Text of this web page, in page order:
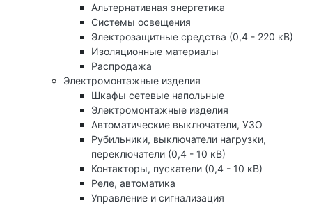
Альтернативная энергетика
Системы освещения
Электрозащитные средства (0,4 - 220 кВ)
Изоляционные материалы
Распродажа
Электромонтажные изделия
Шкафы сетевые напольные
Электромонтажные изделия
Автоматические выключатели, УЗО
Рубильники, выключатели нагрузки,
переключатели (0,4 - 10 кВ)
Контакторы, пускатели (0,4 - 10 кВ)
Реле, автоматика
Управление и сигнализация